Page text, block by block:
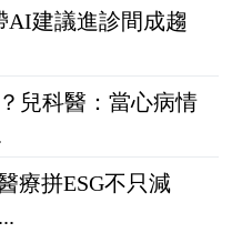
AI建議進診間成趨
兒科醫：當心病情
療拼ESG不只減